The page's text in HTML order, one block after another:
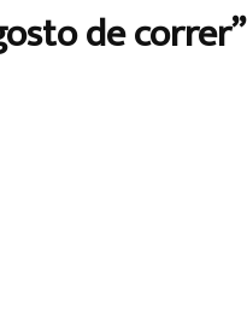
de correr”